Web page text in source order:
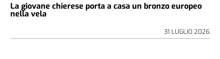
La giovane chierese porta a casa un bronzo europeo
nella vela
31 LUGLIO 2026